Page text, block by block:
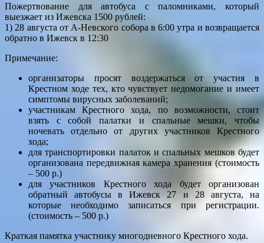
Пожертвование для автобуса с паломниками, который
выезжает из Ижевска 1500 рублей:
1) 28 августа от А-Невского собора в 6:00 утра и возвращается
обратно в Ижевск в 12:30
Примечание:
организаторы просят воздержаться от участия в
Крестном ходе тех, кто чувствует недомогание и имеет
симптомы вирусных заболеваний;
участникам Крестного хода, по возможности, стоит
взять с собой палатки и спальные мешки, чтобы
ночевать отдельно от других участников Крестного
хода;
для транспортировки палаток и спальных мешков будет
организована передвижная камера хранения (стоимость
– 500 р.)
для участников Крестного хода будет организован
обратный автобусы в Ижевск 27 и 28 августа, на
которые необходимо записаться при регистрации.
(стоимость – 500 р.)
Краткая памятка участнику многодневного Крестного хода.